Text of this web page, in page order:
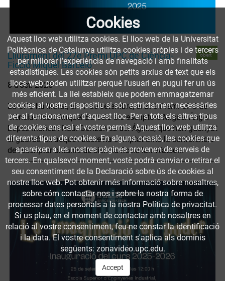
Lliurament del 27è Premi UPC de Ciència-
Ficció Miquel Barceló
Accés
obert
8 d’oct. 2025
La UPC ha lliurat, el 17 de setembre, el 27è Premi UPC de
Ciència-Ficció Miquel Barceló als escriptors Miguel Ángel
López Muñoz i Raúl Gonzálvez del Águila, que han guanyat
el guardó 'ex aequo'. L’acte ha comptat amb la conferència
de l'escriptor britànic de ciència-ficció Ian Watson.
Cookies
Aquest lloc web utilitza cookies. El lloc web de la Universitat
Politècnica de Catalunya utilitza cookies pròpies i de tercers
per millorar l’experiència de navegació i amb finalitats
estadístiques. Les cookies són petits arxius de text que els
llocs web poden utilitzar perquè l’usuari en pugui fer un ús
més eficient. La llei estableix que podem emmagatzemar
cookies al vostre dispositiu si són estrictament necessàries
per al funcionament d'aquest lloc. Per a tots els altres tipus
de cookies ens cal el vostre permís. Aquest lloc web utilitza
diferents tipus de cookies. En alguna ocasió, les cookies que
apareixen a les nostres pàgines provenen de serveis de
tercers. En qualsevol moment, vostè podrà canviar o retirar el
seu consentiment de la Declaració sobre ús de cookies al
nostre lloc web. Pot obtenir més informació sobre nosaltres,
sobre cóm contactar-nos i sobre la nostra forma de
processar dates personals a la nostra Política de privacitat.
Si us plau, en el moment de contactar amb nosaltres en
relació al vostre consentiment, feu-ne constar la identificació
i la data. El vostre consentiment s'aplica als dominis
següents: zonavideo.upc.edu.
Accept